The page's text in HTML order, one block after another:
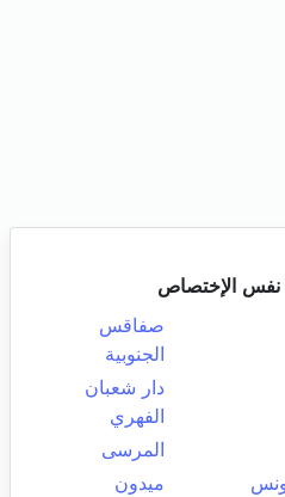
الإختصاص
صفاقس
الجنوبية
دار شعبان
الفهري
المرسى
ميدون